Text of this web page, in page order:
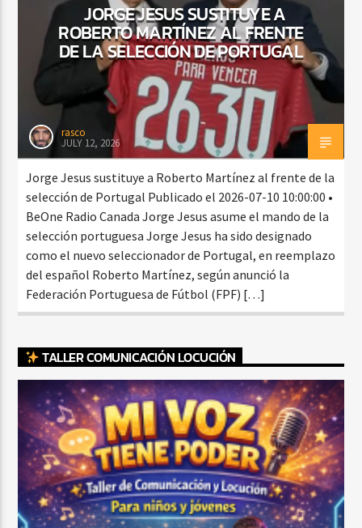
JORGE JESUS SUSTITUYE A
ROBERTO MARTÍNEZ AL FRENTE
DE LA SELECCIÓN DE PORTUGAL
rasco
JULY 12, 2026
Jorge Jesus sustituye a Roberto Martínez al frente de la
selección de Portugal Publicado el 2026-07-10 10:00:00 •
BeOne Radio Canada Jorge Jesus asume el mando de la
selección portuguesa Jorge Jesus ha sido designado
como el nuevo seleccionador de Portugal, en reemplazo
del español Roberto Martínez, según anunció la
Federación Portuguesa de Fútbol (FPF) […]
TALLER COMUNICACIÓN LOCUCIÓN